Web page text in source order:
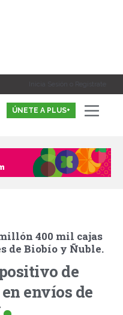
Inicia Sesión o Registrate
ÚNETE A PLUS+
400 mil cajas
de Biobío y Ñuble.
de
envíos de